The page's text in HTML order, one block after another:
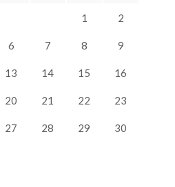
1 2
6 7 8 9
13 14 15 16
20 21 22 23
27 28 29 30